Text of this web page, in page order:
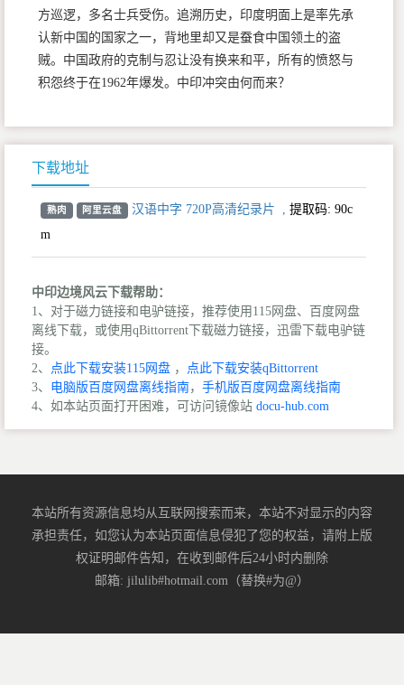
方巡逻，多名士兵受伤。追溯历史，印度明面上是率先承
认新中国的国家之一，背地里却又是蚕食中国领土的盗
贼。中国政府的克制与忍让没有换来和平，所有的愤怒与
积怨终于在1962年爆发。中印冲突由何而来？
下载地址
熟肉 阿里云盘 汉语中字 720P高清纪录片 提取码:90c
m
中印边境风云下载帮助：
1、对于磁力链接和电驴链接，推荐使用115网盘、百度网盘
离线下载，或使用qBittorrent下载磁力链接，迅雷下载电驴链
接。
2、
点此下载安装115网盘 ，
点此下载安装qBittorrent
3、
电脑版百度网盘离线指南， 手机版百度网盘离线指南
4、如本站页面打开困难，可访问镜像站 docu-hub.com
本站所有资源信息均从互联网搜索而来，本站不对显示的内容
承担责任，如您认为本站页面信息侵犯了您的权益，请附上版
权证明邮件告知，在收到邮件后24小时内删除
邮箱: jilulib#hotmail.com（替换#为@）